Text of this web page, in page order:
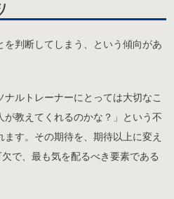
を判断してしまう、という傾向があ
ルトレーナーにとっては大切なこ
が教えてくれるのかな？」という不
す。その期待を、期待以上に変え
で、最も気を配るべき要素である